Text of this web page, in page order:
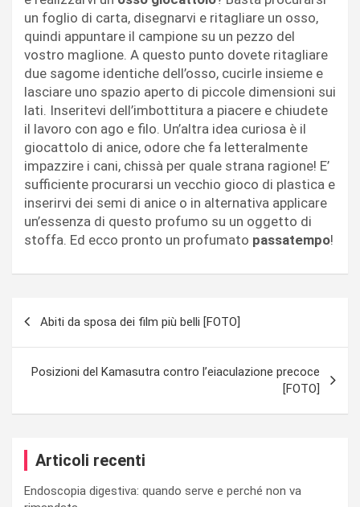
un foglio di carta, disegnarvi e ritagliare un osso,
quindi appuntare il campione su un pezzo del
vostro maglione. A questo punto dovete ritagliare
due sagome identiche dell’osso, cucirle insieme e
lasciare uno spazio aperto di piccole dimensioni sui
lati. Inseritevi dell’imbottitura a piacere e chiudete
il lavoro con ago e filo. Un’altra idea curiosa è il
giocattolo di anice, odore che fa letteralmente
impazzire i cani, chissà per quale strana ragione! E’
sufficiente procurarsi un vecchio gioco di plastica e
inserirvi dei semi di anice o in alternativa applicare
un’essenza di questo profumo su un oggetto di
stoffa. Ed ecco pronto un profumato passatempo!
Abiti da sposa dei film più belli [FOTO]
Posizioni del Kamasutra contro l’eiaculazione precoce
[FOTO]
Articoli recenti
Endoscopia digestiva: quando serve e perché non va